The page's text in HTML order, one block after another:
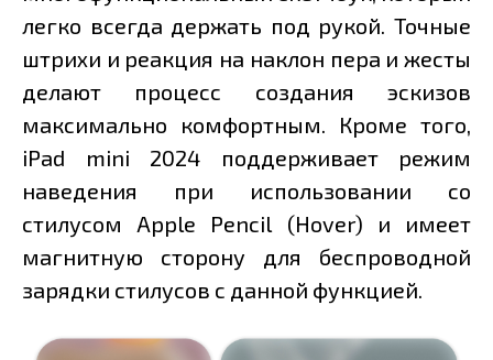
легко всегда держать под рукой. Точные
штрихи и реакция на наклон пера и жесты
делают процесс создания эскизов
максимально комфортным. Кроме того,
iPad mini 2024 поддерживает режим
наведения при использовании со
стилусом Apple Pencil (Hover) и имеет
магнитную сторону для беспроводной
зарядки стилусов с данной функцией.